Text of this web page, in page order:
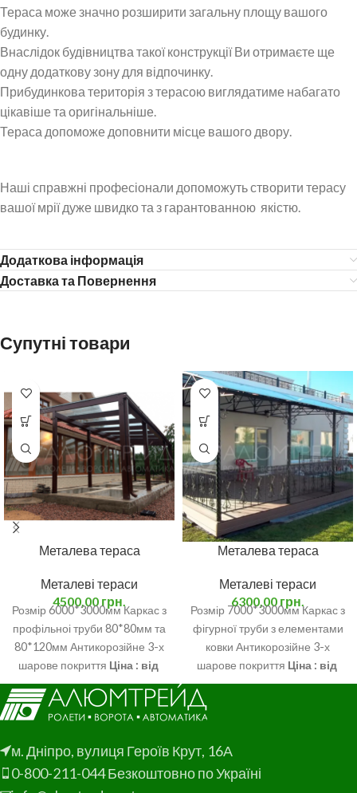
Тераса може значно розширити загальну площу вашого
будинку.
Внаслідок будівництва такої конструкції Ви отримаєте ще
одну додаткову зону для відпочинку.
Прибудинкова територія з терасою виглядатиме набагато
цікавіше та оригінальніше.
Тераса допоможе доповнити місце вашого двору.
Наші справжні професіонали допоможуть створити терасу
вашої мрії дуже швидко та з гарантованною якістю.
Додаткова інформація
Доставка та Повернення
Супутні товари
Металева тераса
Металеві тераси
4500,00 грн.
Розмір 6000*3000мм Каркас з
профільноі труби 80*80мм та
80*120мм Антикорозійне 3-х
шарове покриття Ціна : від
4500грн.м/кв.
Металева тераса
Металеві тераси
6300,00 грн.
Розмір 7000*3000мм Каркас з
фігурної труби з елементами
ковки Антикорозійне 3-х
шарове покриття Ціна : від
6300 грн.м/кв.
м. Дніпро, вулиця Героїв Крут, 16А
0-800-211-044 Безкоштовно по Україні